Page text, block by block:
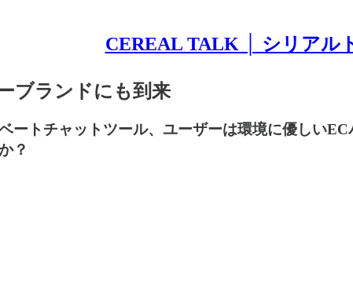
CEREAL TALK │ シリアル
ブランドにも到来
ートチャットツール、ユーザーは環境に優しい
？